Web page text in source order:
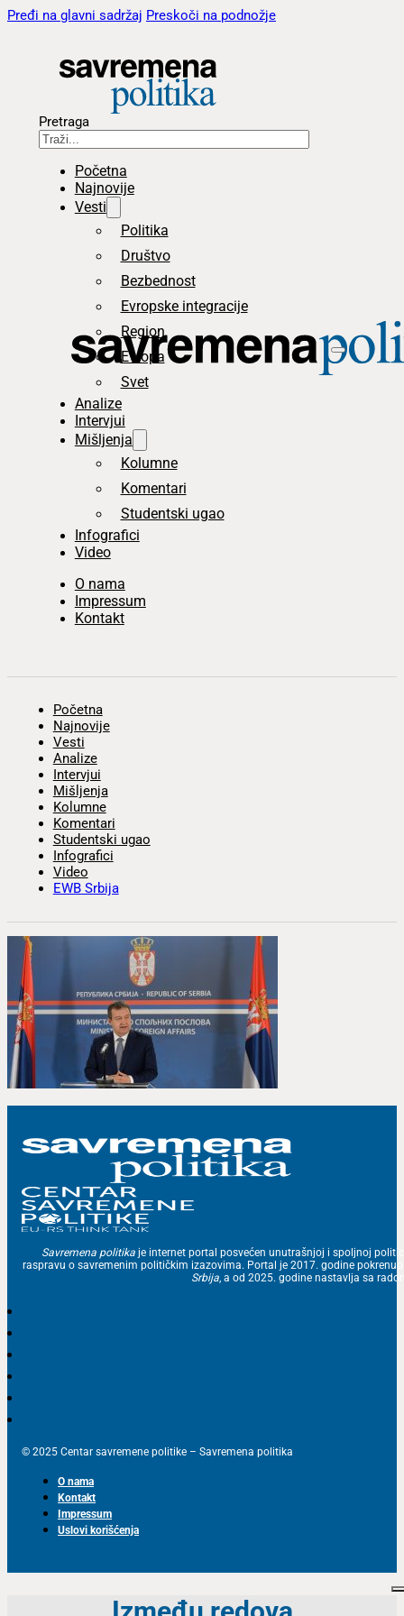
Pređi na glavni sadržaj Preskoči na podnožje
Pretraga
Početna
Najnovije
Vesti
Politika
Društvo
Bezbednost
Evropske integracije
Region
Evropa
Svet
Analize
Intervjui
Mišljenja
Kolumne
Komentari
Studentski ugao
Infografici
Video
O nama
Impressum
Kontakt
Početna
Najnovije
Vesti
Analize
Intervjui
Mišljenja
Kolumne
Komentari
Studentski ugao
Infografici
Video
EWB Srbija
Savremena politika je internet portal posvećen unutrašnjoj i spoljnoj
raspravu o savremenim političkim izazovima. Portal je 2017. godine
Srbija, a od 2025. godine nastavlja sa
© 2025 Centar savremene politike – Savremena politika
O nama
Kontakt
Impressum
Uslovi korišćenja